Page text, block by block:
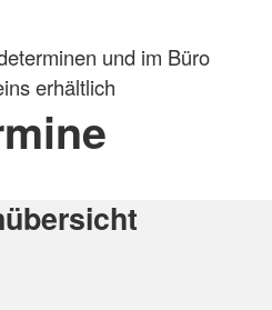
und im Büro
erhältlich